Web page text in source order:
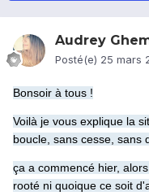
Audrey
Posté(e) 25 mars
Bonsoir à tous !
Voilà je vous explique la
boucle, sans cesse, sans
ça a commencé hier,
rooté ni quoique ce soit